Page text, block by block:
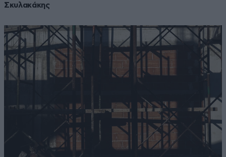
Σκυλακάκης